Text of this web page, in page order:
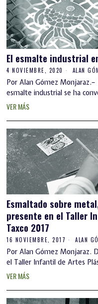
El esmalte industrial
4 NOVIEMBRE, 2020 ALAN
Por Alan Gómez
esmalte industrial se ha
VER MÁS
Esmaltado sobre
presente en el Taller
Taxco 2017
16 NOVIEMBRE, 2017 ALAN
Por Alan Gómez Monjaraz.
el Taller Infantil de Artes
VER MÁS